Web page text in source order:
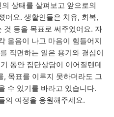
상태를 살펴보고 앞으로의
어요. 생활인들은 치유, 회복,
것 등을 목표로 써주었어요. 자
울음이 나고 마음이 힘들어지
직면하는 일은 용기와 결심이
동안 집단상담이 이어질텐데
, 목표를 이루지 못하더라도 그
수 있기를 바라고 있습니다.
의 여정을 응원해주세요.